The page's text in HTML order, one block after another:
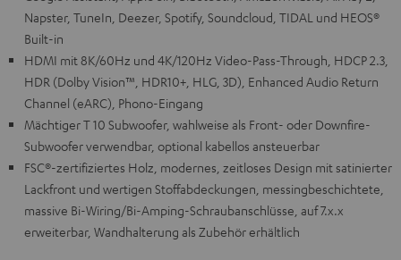
Napster, TuneIn, Deezer, Spotify, Soundcloud, TIDAL und HEOS®
Built-in
HDMI mit 8K/60Hz und 4K/120Hz Video-Pass-Through, HDCP 2.3,
HDR (Dolby Vision™, HDR10+, HLG, 3D), Enhanced Audio Return
Channel (eARC), Phono-Eingang
Mächtiger T 10 Subwoofer, wahlweise als Front- oder Downfire-
Subwoofer verwendbar, optional kabellos ansteuerbar
FSC®-zertifiziertes Holz, modernes, zeitloses Design mit satinierter
Lackfront und wertigen Stoffabdeckungen, messingbeschichtete,
massive Bi-Wiring/Bi-Amping-Schraubanschlüsse, auf 7.x.x
erweiterbar, Wandhalterung als Zubehör erhältlich